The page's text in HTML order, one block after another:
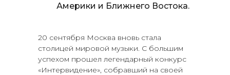
20 сентября Москва вновь стала
столицей мировой музыки. С большим
успехом прошел легендарный конкурс
«Интервидение», собравший на своей
Америки и Ближнего Востока.